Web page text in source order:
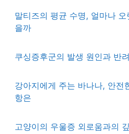
말티즈의 평균 수명, 얼마나
을까
쿠싱증후군의 발생 원인과 반
강아지에게 주는 바나나, 안전
항은
고양이의 우울증 외로움과의